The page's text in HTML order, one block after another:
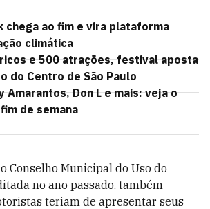
chega ao fim e vira plataforma
climática
e 500 atrações, festival aposta
do Centro de São Paulo
Amarantos, Don L e mais: veja o
de semana
Conselho Municipal do Uso do
no ano passado, também
teriam de apresentar seus